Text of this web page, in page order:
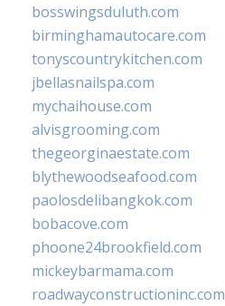
bosswingsduluth.com
birminghamautocare.com
tonyscountrykitchen.com
jbellasnailspa.com
mychaihouse.com
alvisgrooming.com
thegeorginaestate.com
blythewoodseafood.com
paolosdelibangkok.com
bobacove.com
phoone24brookfield.com
mickeybarmama.com
roadwayconstructioninc.com